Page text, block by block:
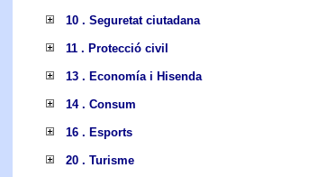
10 . Seguretat ciutadana
11 . Protecció civil
13 . Economía i Hisenda
14 . Consum
16 . Esports
20 . Turisme